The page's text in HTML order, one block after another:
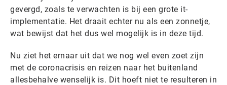
gevergd, zoals te verwachten is bij een grote it-
implementatie. Het draait echter nu als een zonnetje,
wat bewijst dat het dus wel mogelijk is in deze tijd.
Nu ziet het ernaar uit dat we nog wel even zoet zijn
met de coronacrisis en reizen naar het buitenland
allesbehalve wenselijk is. Dit hoeft niet te resulteren in